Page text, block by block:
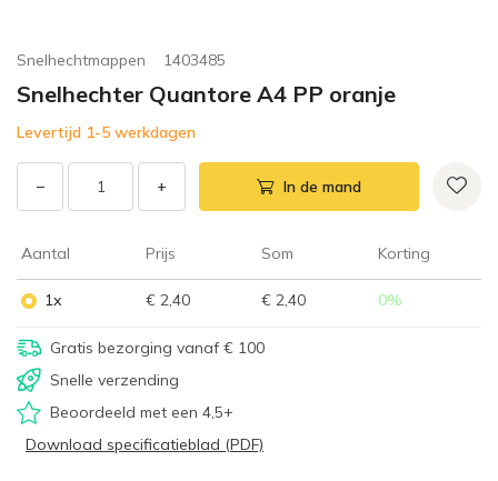
Snelhechtmappen 1403485
Snelhechter Quantore A4 PP oranje
Levertijd 1-5 werkdagen
− + In de mand
Aantal Prijs Som Korting
1x € 2,40 € 2,40 0%
Gratis bezorging vanaf € 100
Snelle verzending
Beoordeeld met een 4,5+
Download specificatieblad (PDF)